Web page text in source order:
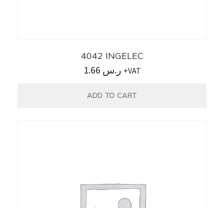
4042 INGELEC
ر.س +VAT
ADD TO CART